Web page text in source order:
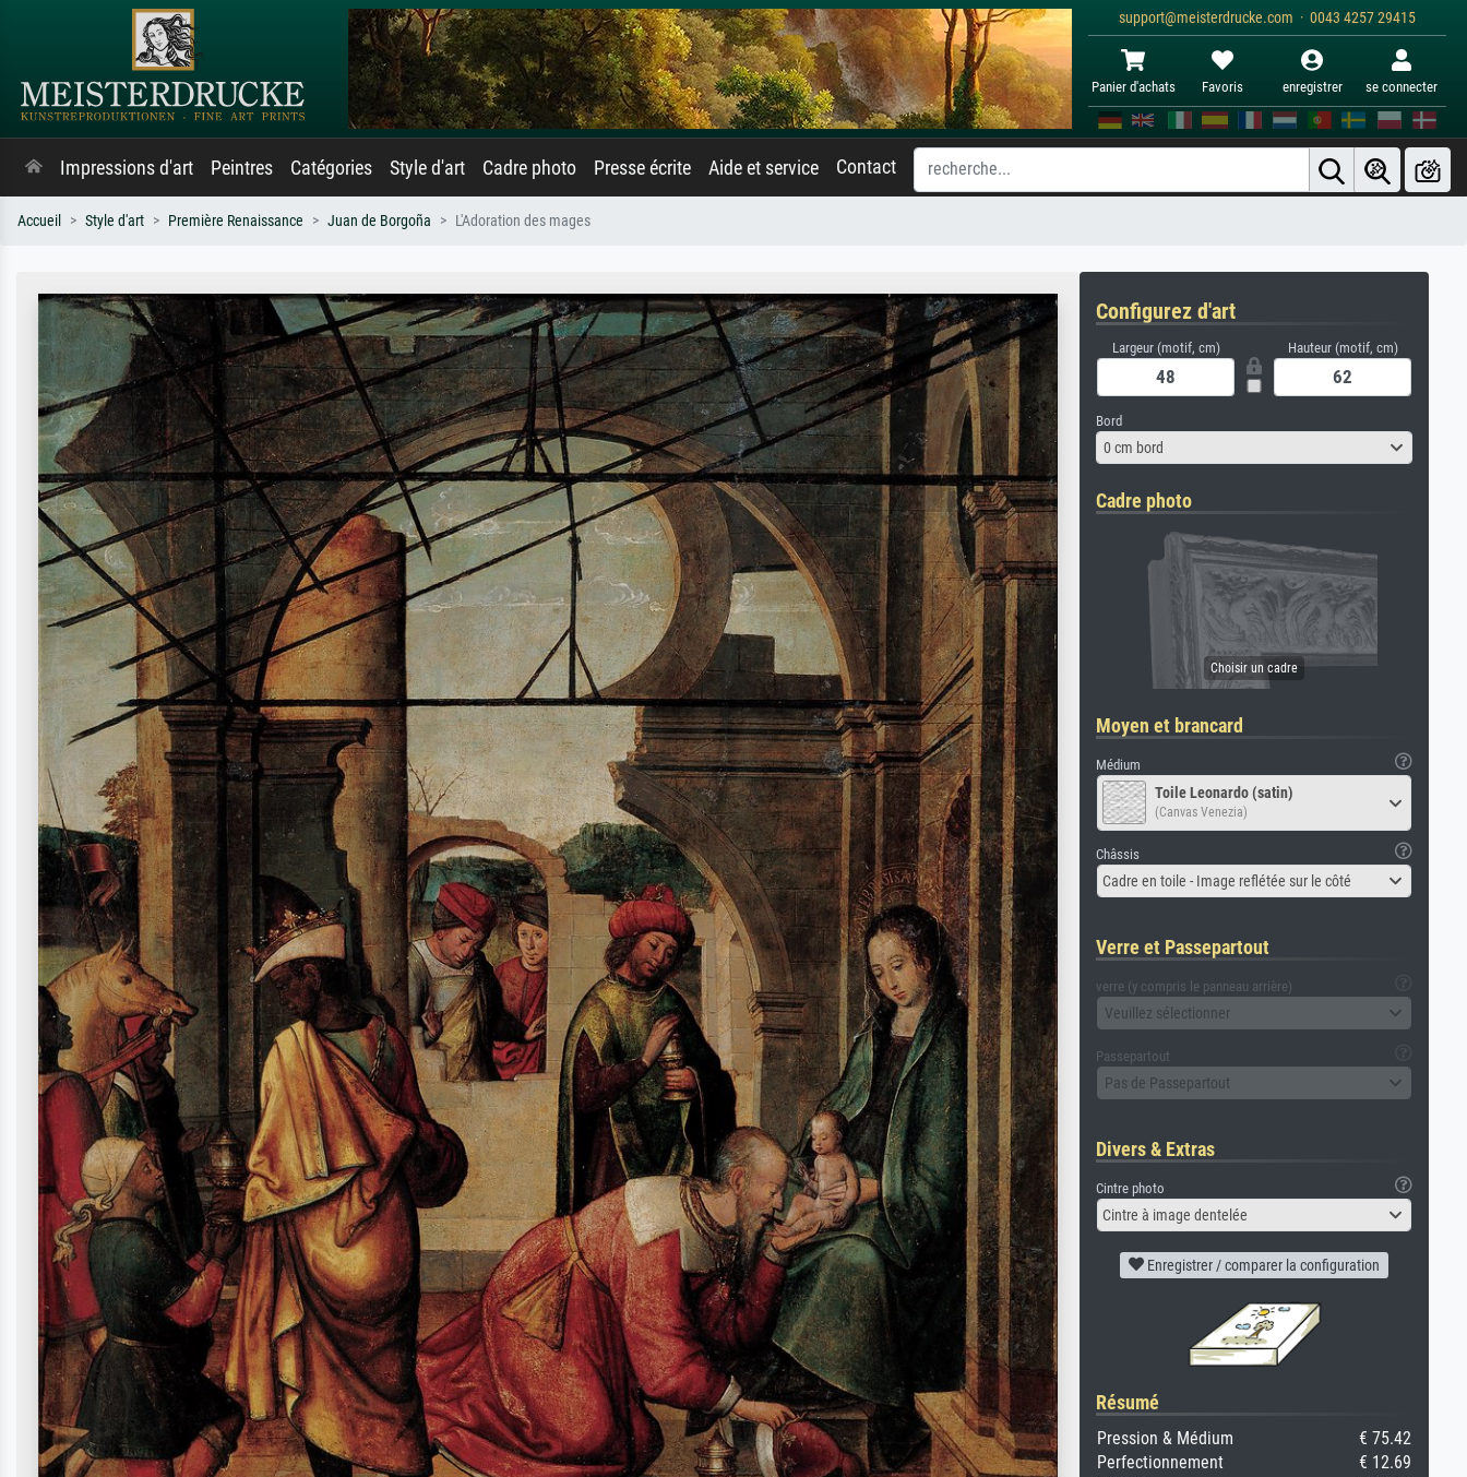
support@meisterdrucke.com · 0043 4257 29415
Panier d'achats Favoris enregistrer se connecter
Impressions d'art Peintres Catégories Style d'art Cadre photo Presse écrite Aide et service Contact
Accueil Style d'art Première Renaissance Juan de Borgoña L'Adoration des mages
Configurez d'art
Largeur (motif, cm) Hauteur (motif, cm)
Bord
0 cm bord
Cadre photo
Moyen et brancard
Médium
Toile Leonardo (satin)
(Canvas Venezia)
Châssis
Cadre en toile - Image reflétée sur le côté
Verre et Passepartout
verre (y compris le panneau arrière)
Veuillez sélectionner
Passepartout
Pas de Passepartout
Divers & Extras
Cintre photo
Cintre à image dentelée
Enregistrer / comparer la configuration
Résumé
Pression & Médium
€ 75.42
Perfectionnement
€ 12.69